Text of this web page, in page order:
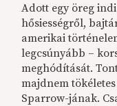
Adott egy öreg
hősiességről,
amerikai
legcsúnyább –
meghódítását.
majdnem
Sparrow-jának.